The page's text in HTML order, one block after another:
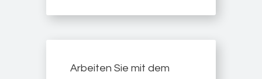
Arbeiten Sie mit dem